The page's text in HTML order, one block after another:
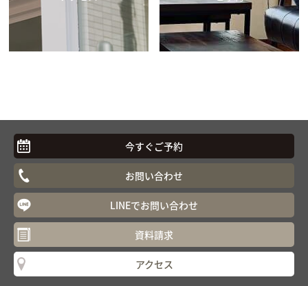
今すぐご予約
お問い合わせ
LINEでお問い合わせ
資料請求
アクセス